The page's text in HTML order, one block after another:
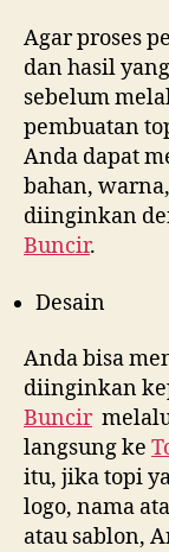
Agar proses
dan hasil
sebelum
pembuatan
Anda dapat
bahan,
diinginkan
Buncir.
Desain
Anda bisa
diinginkan
Buncir
langsung ke
itu, jika topi
logo, nama
atau sablon,